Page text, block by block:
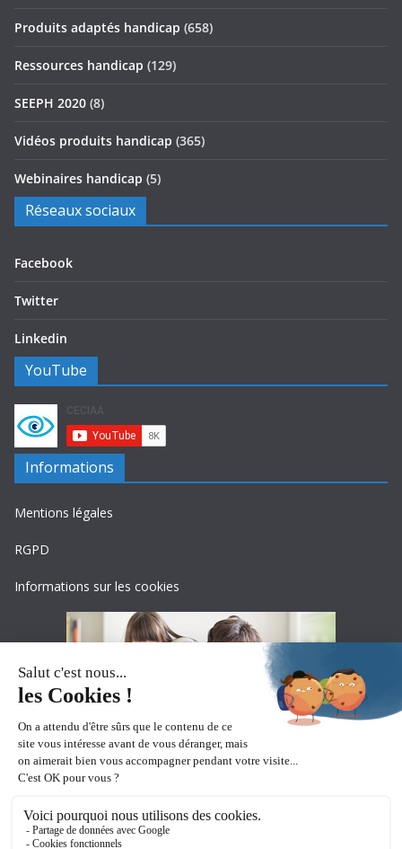
Produits adaptés handicap (658)
Ressources handicap (129)
SEEPH 2020 (8)
Vidéos produits handicap (365)
Webinaires handicap (5)
Réseaux sociaux
Facebook
Twitter
Linkedin
YouTube
Informations
Mentions légales
RGPD
Informations sur les cookies